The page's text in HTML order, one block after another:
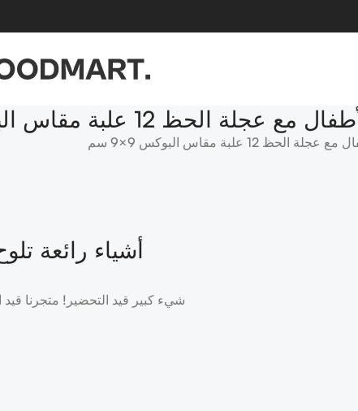
12 علبة مقاس البوكس 9×9 سم
علبة مقاس البوكس 9×9 سم
أشياء رائعة
شيء كبير قيد التحضير! متجرنا قيد